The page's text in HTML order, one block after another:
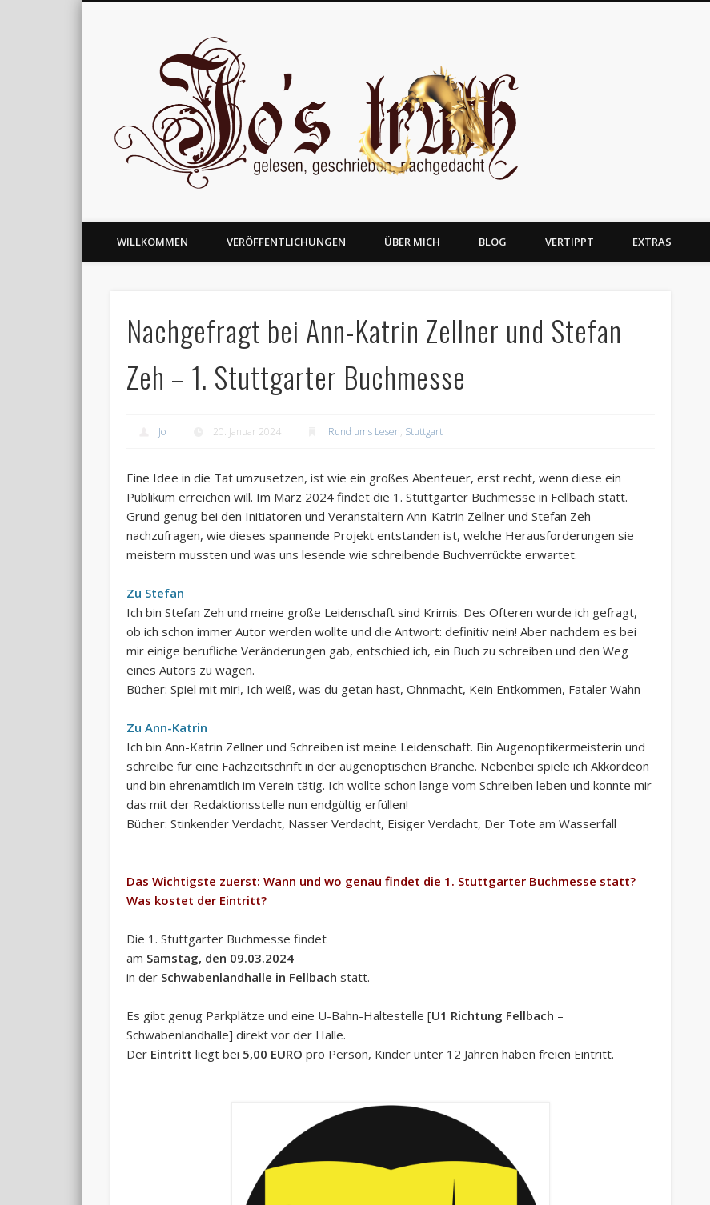
gelesen, geschrieben und nachgedacht
WILLKOMMEN VERÖFFENTLICHUNGEN ÜBER MICH BLOG VERTIPPT EXTRAS
Nachgefragt bei Ann-Katrin Zellner und Stefan
Zeh – 1. Stuttgarter Buchmesse
Jo 20. Januar 2024 Rund ums Lesen, Stuttgart
Eine Idee in die Tat umzusetzen, ist wie ein großes Abenteuer, erst recht, wenn diese ein
Publikum erreichen will. Im März 2024 findet die 1. Stuttgarter Buchmesse in Fellbach statt.
Grund genug bei den Initiatoren und Veranstaltern Ann-Katrin Zellner und Stefan Zeh
nachzufragen, wie dieses spannende Projekt entstanden ist, welche Herausforderungen sie
meistern mussten und was uns lesende wie schreibende Buchverrückte erwartet.
Zu Stefan
Ich bin Stefan Zeh und meine große Leidenschaft sind Krimis. Des Öfteren wurde ich gefragt,
ob ich schon immer Autor werden wollte und die Antwort: definitiv nein! Aber nachdem es bei
mir einige berufliche Veränderungen gab, entschied ich, ein Buch zu schreiben und den Weg
eines Autors zu wagen.
Bücher: Spiel mit mir!, Ich weiß, was du getan hast, Ohnmacht, Kein Entkommen, Fataler Wahn
Zu Ann-Katrin
Ich bin Ann-Katrin Zellner und Schreiben ist meine Leidenschaft. Bin Augenoptikermeisterin und
schreibe für eine Fachzeitschrift in der augenoptischen Branche. Nebenbei spiele ich Akkordeon
und bin ehrenamtlich im Verein tätig. Ich wollte schon lange vom Schreiben leben und konnte mir
das mit der Redaktionsstelle nun endgültig erfüllen!
Bücher: Stinkender Verdacht, Nasser Verdacht, Eisiger Verdacht, Der Tote am Wasserfall
Das Wichtigste zuerst: Wann und wo genau findet die 1. Stuttgarter Buchmesse statt?
Was kostet der Eintritt?
Die 1. Stuttgarter Buchmesse findet
am Samstag, den 09.03.2024
in der Schwabenlandhalle in Fellbach statt.
Es gibt genug Parkplätze und eine U-Bahn-Haltestelle [U1 Richtung Fellbach –
Schwabenlandhalle] direkt vor der Halle.
Der Eintrittliegt bei 5,00 EUROpro Person, Kinder unter 12 Jahren haben freien Eintritt.